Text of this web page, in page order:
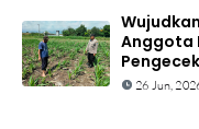
Anggota
26 Jun,